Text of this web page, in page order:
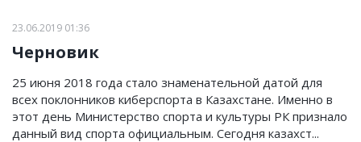
23.06.2019 01:36
Черновик
25 июня 2018 года стало знаменательной датой для
всех поклонников киберспорта в Казахстане. Именно в
этот день Министерство спорта и культуры РК признало
данный вид спорта официальным. Сегодня казахст...